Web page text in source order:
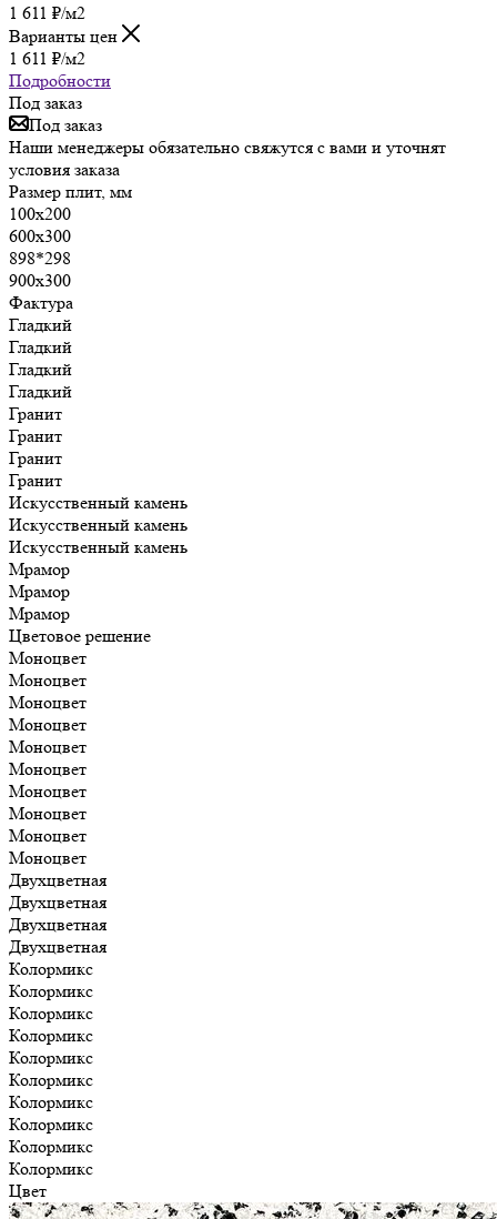
1 611 ₽/м2
Варианты цен
1 611 ₽/м2
Подробности
Под заказ
Под заказ
Наши менеджеры обязательно свяжутся с вами и уточнят
условия заказа
Размер плит, мм
100х200
600х300
898*298
900х300
Фактура
Гладкий
Гладкий
Гладкий
Гладкий
Гранит
Гранит
Гранит
Гранит
Искусственный камень
Искусственный камень
Искусственный камень
Мрамор
Мрамор
Мрамор
Цветовое решение
Моноцвет
Моноцвет
Моноцвет
Моноцвет
Моноцвет
Моноцвет
Моноцвет
Моноцвет
Моноцвет
Моноцвет
Двухцветная
Двухцветная
Двухцветная
Двухцветная
Колормикс
Колормикс
Колормикс
Колормикс
Колормикс
Колормикс
Колормикс
Колормикс
Колормикс
Колормикс
Цвет